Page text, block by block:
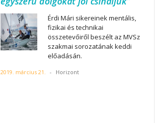
Érdi Mári sikereinek mentális,
fizikai és technikai
összetevőiről beszélt az MVSz
szakmai sorozatának keddi
előadásán.
2019. március 21. - Horizont